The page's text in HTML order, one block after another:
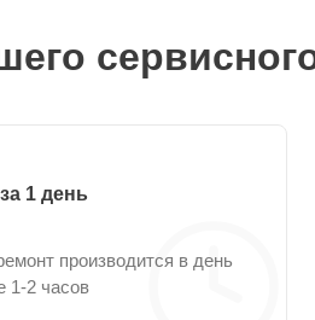
1 день
производится в день
1-2 часов